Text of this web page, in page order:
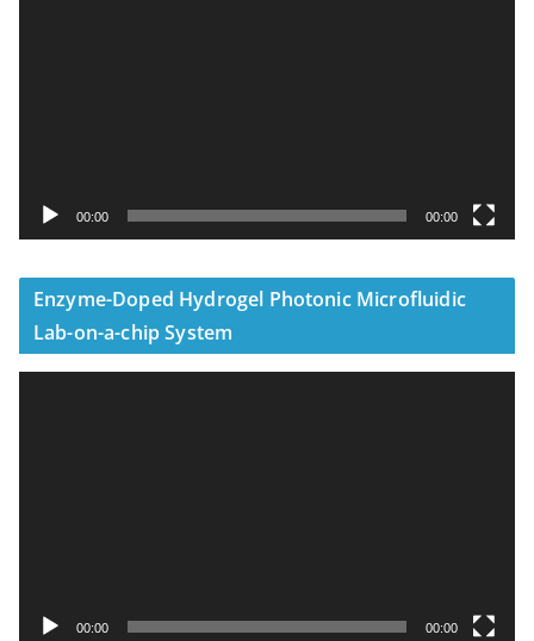
00:00 00:00
Enzyme-Doped Hydrogel Photonic Microfluidic
Lab-on-a-chip System
00:00 00:00